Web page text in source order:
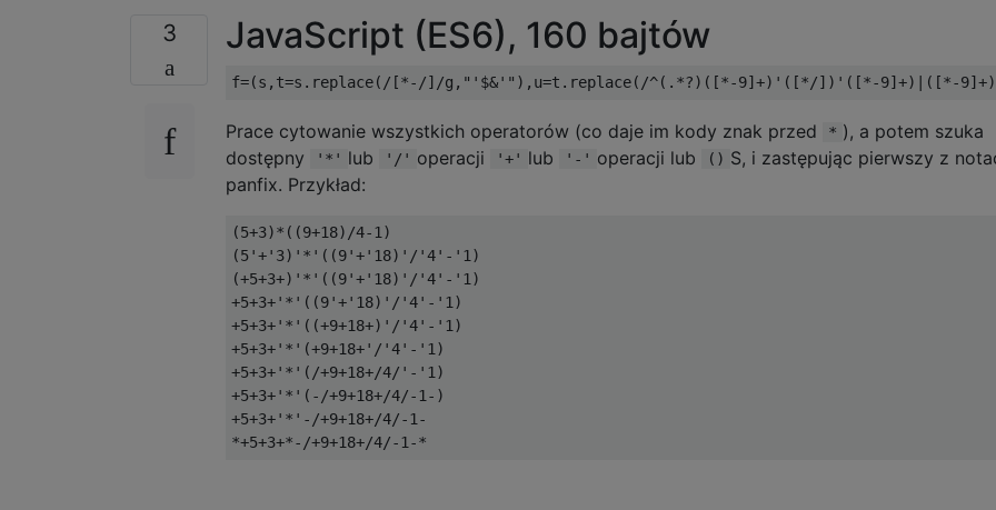
3 JavaScript (ES6), 160 bajtów
Prace cytowanie wszystkich operatorów (co daje im kody znak przed * ), a potem szuka
dostępny
'*' lub '/' operacji '+' lub '-' operacji lub () S, i zastępując pierwszy z
panfix. Przykład:
(5+3)*((9+18)/4-1)
(5'+'3)'*'((9'+'18)'/'4'-'1)
(+5+3+)'*'((9'+'18)'/'4'-'1)
+5+3+'*'((9'+'18)'/'4'-'1)
+5+3+'*'((+9+18+)'/'4'-'1)
+5+3+'*'(+9+18+'/'4'-'1)
+5+3+'*'(/+9+18+/4/'-'1)
+5+3+'*'(-/+9+18+/4/-1-)
+5+3+'*'-/+9+18+/4/-1-